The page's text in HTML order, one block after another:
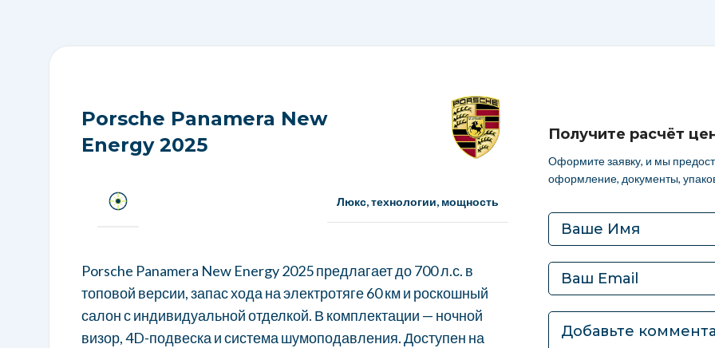
Porsche Panamera New
Energy 2025
Люкс, технологии, мощность
Porsche Panamera New Energy 2025 предлагает до 700 л.с. в
топовой версии, запас хода на электротяге 60 км и роскошный
салон с индивидуальной отделкой. В комплектации — ночной
визор, 4D-подвеска и система шумоподавления. Доступен на
Получите расчёт
Оформите заявку, и мы
оформление, документы,